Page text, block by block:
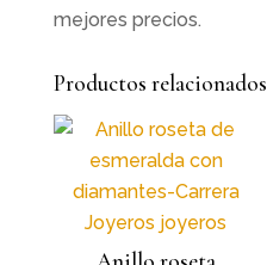
mejores precios.
Productos relacionados